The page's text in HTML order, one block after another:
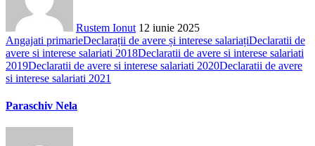
Rustem Ionut 12 iunie 2025
Angajati primarieDeclarații de avere și interese salariațiDeclaratii de
avere si interese salariati 2018Declaratii de avere si interese salariati
2019Declaratii de avere si interese salariati 2020Declaratii de avere
si interese salariati 2021
Paraschiv Nela